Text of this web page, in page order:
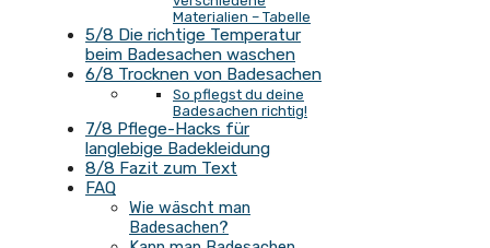
Materialien – Tabelle
5/8 Die richtige Temperatur
beim Badesachen waschen
6/8 Trocknen von Badesachen
So pflegst du deine
Badesachen richtig!
7/8 Pflege-Hacks für
langlebige Badekleidung
8/8 Fazit zum Text
FAQ
Wie wäscht man
Badesachen?